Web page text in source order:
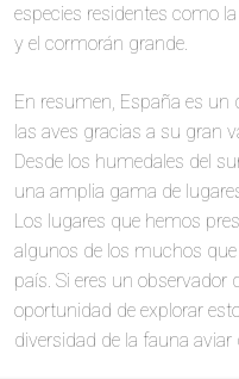
especies residentes como
y el cormorán grande.
En resumen, España es un
las aves gracias a su gran
Desde los humedales del
una amplia gama de
Los lugares que hemos
algunos de los muchos
país. Si eres un observador
oportunidad de explorar
diversidad de la fauna aviar